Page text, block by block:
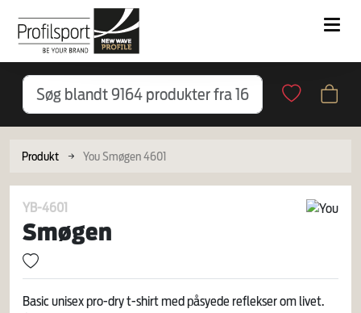
Produkt You Smøgen 4601
YB-4601
Smøgen
Basic unisex pro-dry t-shirt med påsyede reflekser om livet.